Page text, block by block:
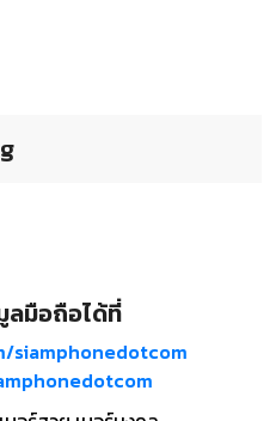
ลมือถือได้ที่
siamphonedotcom